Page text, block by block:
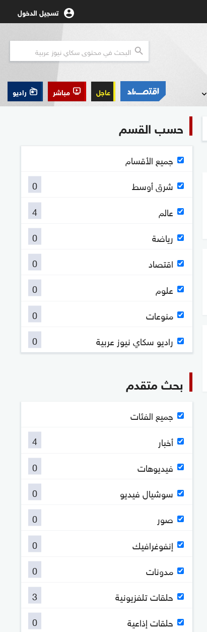
تسجيل الدخول
عاجل مباشر راديو
حسب القسم
جميع الأقسام
شرق أوسط
0
عالم
4
رياضة
0
اقتصاد
0
علوم
0
منوعات
0
راديو سكاي نيوز عربية
0
بحث متقدم
جميع الفئات
أخبار
4
فيديوهات
0
سوشيال فيديو
0
صور
0
إنفوغرافيك
0
مدونات
0
حلقات تلفزيونية
3
حلقات إذاعية
0